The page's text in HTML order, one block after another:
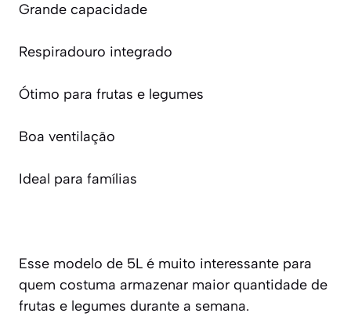
Grande capacidade
Respiradouro integrado
Ótimo para frutas e legumes
Boa ventilação
Ideal para famílias
Esse modelo de 5L é muito interessante para
quem costuma armazenar maior quantidade de
frutas e legumes durante a semana.